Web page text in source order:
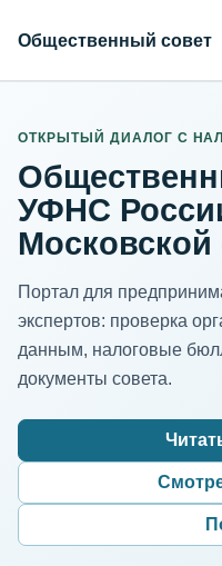
Общественный совет
ОТКРЫТЫЙ ДИАЛОГ С
УФНС
Московской
Портал для
экспертов: проверка
данным, налоговые
документы совета.
ИНН организации
Адрес для нормализации